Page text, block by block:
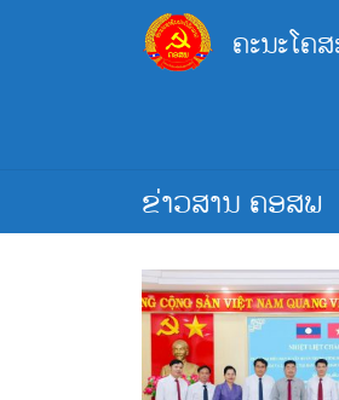
ຄະນະໂຄ
ຂ່າວສານ ຄອສພ